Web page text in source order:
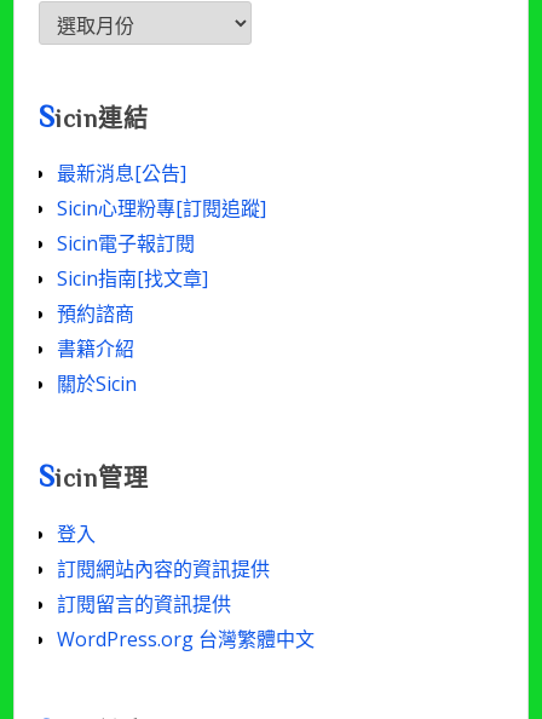
Sicin
文
[年/
月/
數]
Sicin連結
最新消息[公告]
Sicin心理粉專[訂閱追蹤]
Sicin電子報訂閱
Sicin指南[找文章]
預約諮商
書籍介紹
關於Sicin
Sicin管理
登入
訂閱網站內容的資訊提供
訂閱留言的資訊提供
WordPress.org 台灣繁體中文